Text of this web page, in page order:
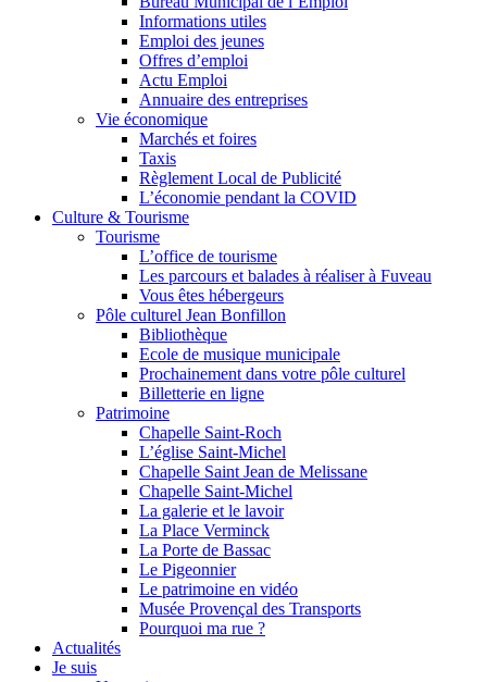
Informations utiles
Emploi des jeunes
Offres d’emploi
Actu Emploi
Annuaire des entreprises
Vie économique
Marchés et foires
Taxis
Règlement Local de Publicité
L’économie pendant la COVID
Culture & Tourisme
Tourisme
L’office de tourisme
Les parcours et balades à réaliser à Fuveau
Vous êtes hébergeurs
Pôle culturel Jean Bonfillon
Bibliothèque
Ecole de musique municipale
Prochainement dans votre pôle culturel
Billetterie en ligne
Patrimoine
Chapelle Saint-Roch
L’église Saint-Michel
Chapelle Saint Jean de Melissane
Chapelle Saint-Michel
La galerie et le lavoir
La Place Verminck
La Porte de Bassac
Le Pigeonnier
Le patrimoine en vidéo
Musée Provençal des Transports
Pourquoi ma rue ?
Actualités
Je suis